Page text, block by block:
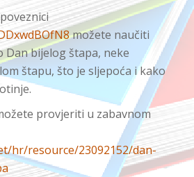
možete naučiti
Dan bijelog štapa, neke
štapu, što je sljepoća i kako
provjeriti u zabavnom
hr/resource/23092152/dan-